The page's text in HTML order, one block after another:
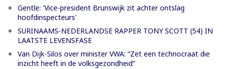
Gentle: 'Vice-president Brunswijk zit achter ontslag
hoofdinspecteurs'
SURINAAMS-NEDERLANDSE RAPPER TONY SCOTT (54) IN
LAATSTE LEVENSFASE
Van Dijk-Silos over minister VWA: “Zet een technocraat die
inzicht heeft in de volksgezondheid”